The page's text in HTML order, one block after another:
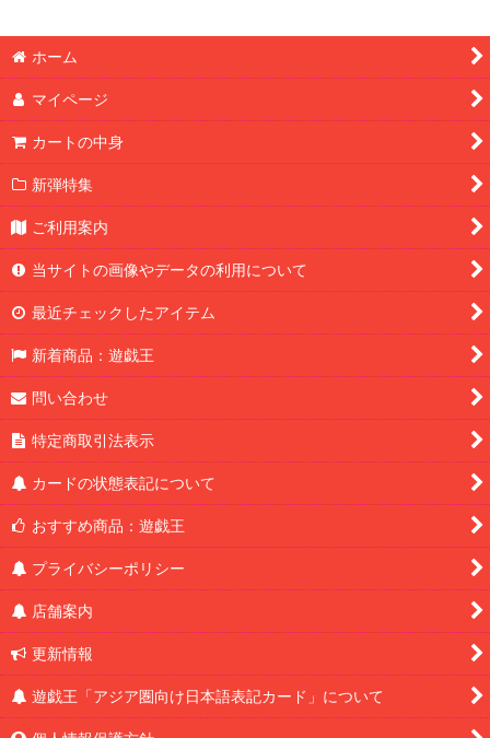
ホーム
マイページ
カートの中身
新弾特集
ご利用案内
当サイトの画像やデータの利用について
最近チェックしたアイテム
新着商品：遊戯王
問い合わせ
特定商取引法表示
カードの状態表記について
おすすめ商品：遊戯王
プライバシーポリシー
店舗案内
更新情報
遊戯王「アジア圏向け日本語表記カード」について